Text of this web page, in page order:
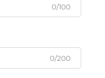
0/100
0/200